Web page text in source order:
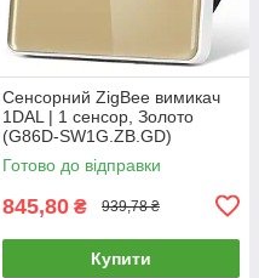
Сенсорний ZigBee вимикач
1DAL | 1 сенсор, Золото
(G86D-SW1G.ZB.GD)
Готово до відправки
845,80 ₴ 939,78 ₴
Купити